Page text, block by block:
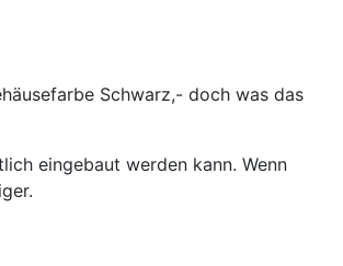
Schwarz,- doch was das
eingebaut werden kann. Wenn